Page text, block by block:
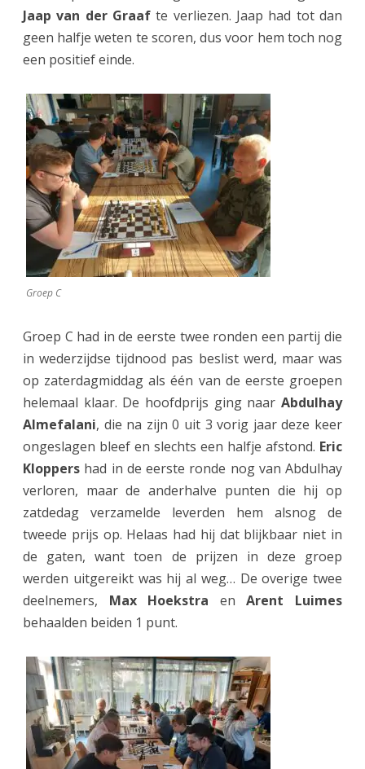
Jaap van der Graaf te verliezen. Jaap had tot dan
geen halfje weten te scoren, dus voor hem toch nog
een positief einde.
Groep C
Groep C had in de eerste twee ronden een partij die
in wederzijdse tijdnood pas beslist werd, maar was
op zaterdagmiddag als één van de eerste groepen
helemaal klaar. De hoofdprijs ging naar Abdulhay
Almefalani, die na zijn 0 uit 3 vorig jaar deze keer
ongeslagen bleef en slechts een halfje afstond. Eric
Kloppers had in de eerste ronde nog van Abdulhay
verloren, maar de anderhalve punten die hij op
zatdedag verzamelde leverden hem alsnog de
tweede prijs op. Helaas had hij dat blijkbaar niet in
de gaten, want toen de prijzen in deze groep
werden uitgereikt was hij al weg… De overige twee
deelnemers, Max Hoekstra enArent Luimes
behaalden beiden 1 punt.